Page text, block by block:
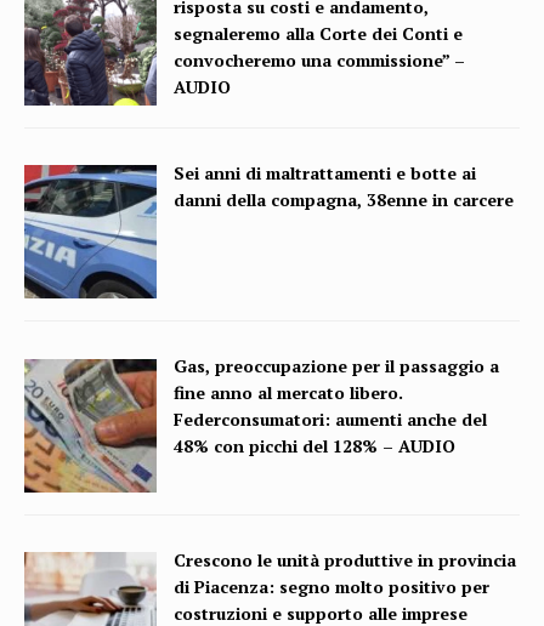
risposta su costi e andamento,
segnaleremo alla Corte dei Conti e
convocheremo una commissione” –
AUDIO
Sei anni di maltrattamenti e botte ai
danni della compagna, 38enne in carcere
Gas, preoccupazione per il passaggio a
fine anno al mercato libero.
Federconsumatori: aumenti anche del
48% con picchi del 128% – AUDIO
Crescono le unità produttive in provincia
di Piacenza: segno molto positivo per
costruzioni e supporto alle imprese